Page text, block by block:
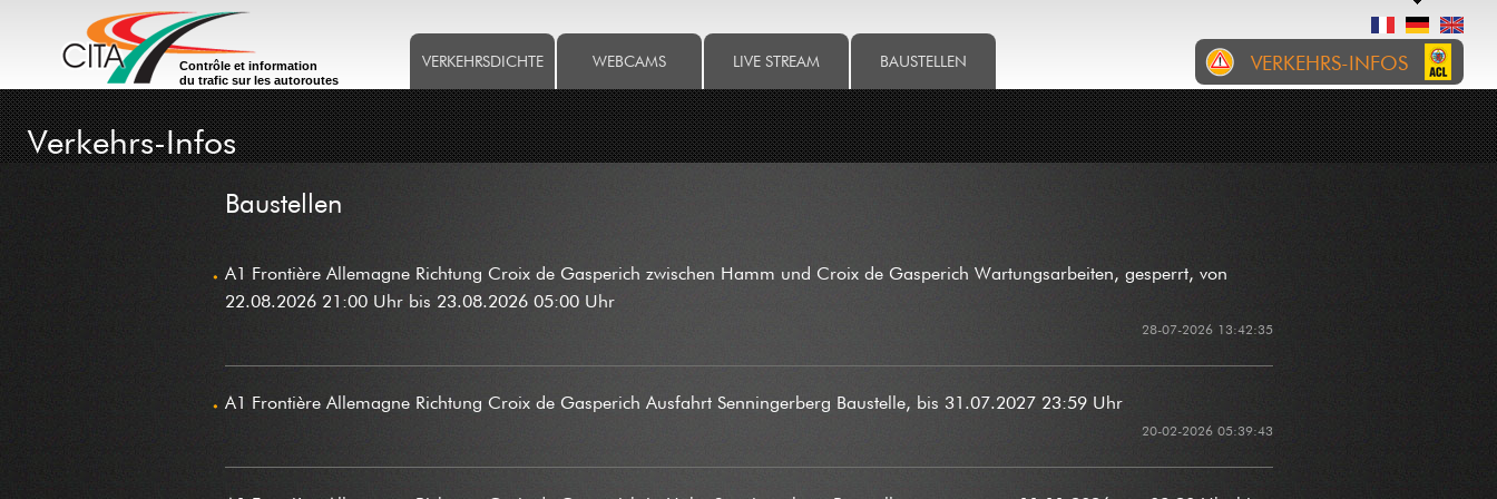
Contrôle et information
du trafic sur les autoroutes
VERKEHRSDICHTE WEBCAMS LIVE STREAM BAUSTELLEN
Verkehrs-Infos
Baustellen
A1 Frontière Allemagne Richtung Croix de Gasperich zwischen Hamm und Croix de Gasperich Wartungsarbeiten, gesperrt, von
22.08.2026 21:00 Uhr bis 23.08.2026 05:00 Uhr
28-07-2026 13:42:35
A1 Frontière Allemagne Richtung Croix de Gasperich Ausfahrt Senningerberg Baustelle, bis 31.07.2027 23:59 Uhr
20-02-2026 05:39:43
VERKEHRS-INFOS
RTL
Gemeng Wolz: Wéinst enger
(CR328), Duerfstrooss
EREIGNISSE BAUSTELLEN